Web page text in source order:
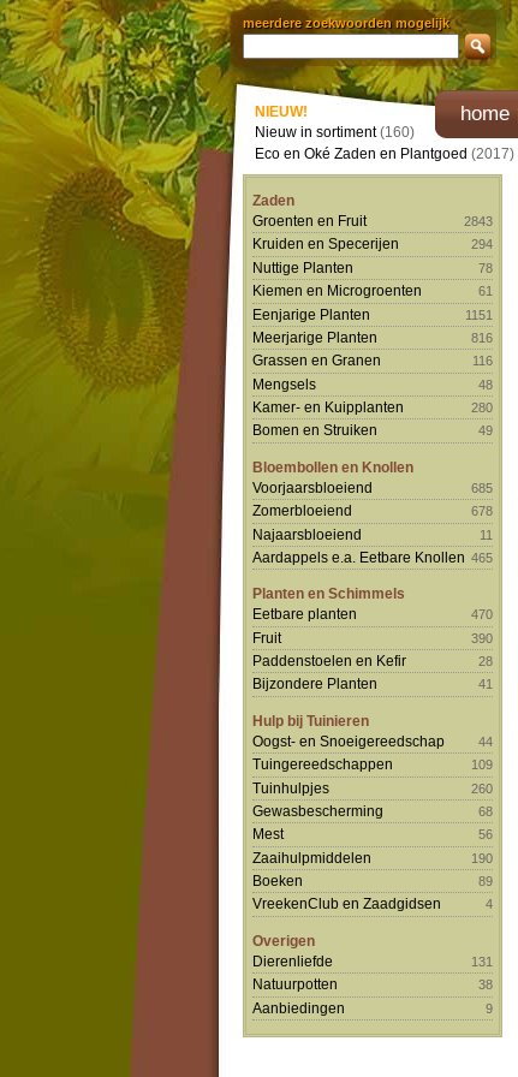
meerdere zoekwoorden mogelijk
home
NIEUW!
Nieuw in sortiment(160)
Eco en Oké Zaden en Plantgoed (2017)
Zaden
Groenten en Fruit
2843
Kruiden en Specerijen 294
Nuttige Planten 78
Kiemen en Microgroenten 61
Eenjarige Planten 1151
Meerjarige Planten 816
Grassen en Granen 116
Mengsels 48
Kamer- en Kuipplanten 280
Bomen en Struiken 49
Bloembollen en Knollen
Voorjaarsbloeiend
685
Zomerbloeiend 678
Najaarsbloeiend 11
Aardappels e.a. Eetbare Knollen 465
Planten en Schimmels
Eetbare planten
470
Fruit 390
Paddenstoelen en Kefir 28
Bijzondere Planten 41
Hulp bij Tuinieren
Oogst- en Snoeigereedschap
44
Tuingereedschappen 109
Tuinhulpjes 260
Gewasbescherming 68
Mest 56
Zaaihulpmiddelen 190
Boeken 89
VreekenClub en Zaadgidsen 4
Overigen
Dierenliefde
131
Natuurpotten 38
Aanbiedingen 9